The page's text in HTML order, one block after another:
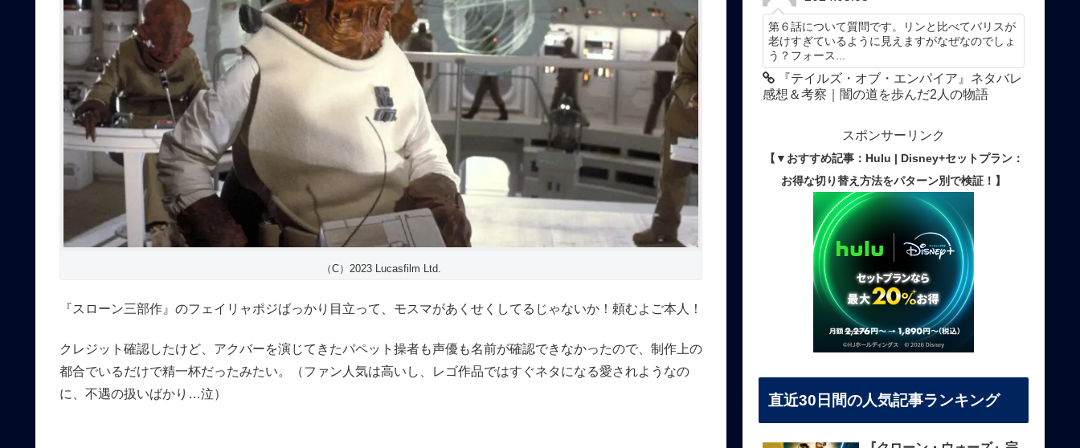
（C）2023 Lucasfilm Ltd.
『スローン三部作』のフェイリャポジばっかり目立って、モスマがあくせくしてるじゃないか！頼むよご本人！
クレジット確認したけど、アクバーを演じてきたパペット操者も声優も名前が確認できなかったので、制作上の
都合でいるだけで精一杯だったみたい。（ファン人気は高いし、レゴ作品ではすぐネタになる愛されようなの
に、不遇の扱いばかり…泣）
第６話について質問です。リンと比べてバリスが
老けすぎているように見えますがなぜなのでしょ
う？フォース...
『テイルズ・オブ・エンパイア』ネタバレ
感想＆考察｜闇の道を歩んだ2人の物語
スポンサーリンク
【▼おすすめ記事：Hulu | Disney+セットプラン：
お得な切り替え方法をパターン別で検証！】
直近30日間の人気記事ランキング